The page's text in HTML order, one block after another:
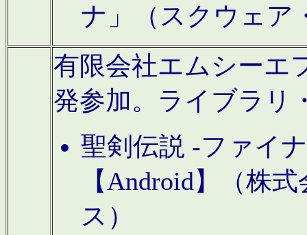
ナ」（スクウェア
有限会社エムシーエ
発参加。ライブラリ
聖剣伝説 -ファイ
【Android】（株
ス）